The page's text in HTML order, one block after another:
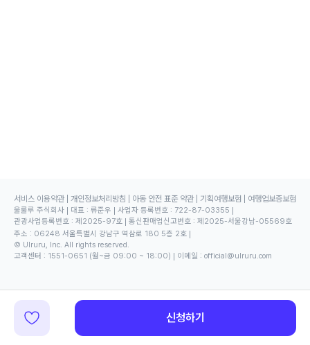
신청하기
서비스 이용약관 개인정보처리방침 아동 안전 표준 약관 기획여행보험 여행업보증보험
울룰루 주식회사 대표 : 류준우 사업자 등록번호 : 722-87-03355
관광사업등록번호 : 제2025-97호 통신판매업신고번호 : 제2025-서울강남-05569호
주소 : 06248 서울특별시 강남구 역삼로 180 5층 2호
© Ulruru, Inc. All rights reserved.
고객센터 : 1551-0651 (월~금 09:00 ~ 18:00) 이메일 : official@ulruru.com